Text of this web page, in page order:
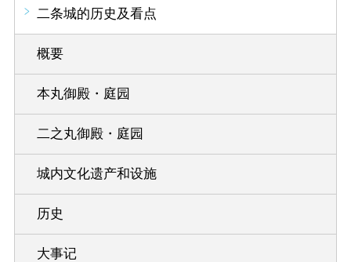
二条城的历史及看点
概要
本丸御殿・庭园
二之丸御殿・庭园
城内文化遗产和设施
历史
大事记